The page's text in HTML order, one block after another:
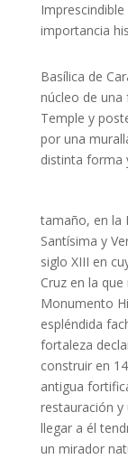
importancia
Basílica de
núcleo de una
Temple y
por una
distinta forma
tamaño, en la
Santísima y
siglo XIII en
Cruz en la
Monumento
espléndida
fortaleza
construir en
antigua
restauración y
llegar a él
un mirador